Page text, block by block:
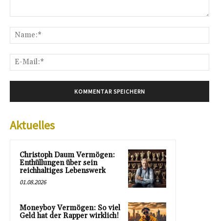
Aktuelles
Christoph Daum Vermögen:
Enthüllungen über sein
reichhaltiges Lebenswerk
01.08.2026
Moneyboy Vermögen: So viel
Geld hat der Rapper wirklich!